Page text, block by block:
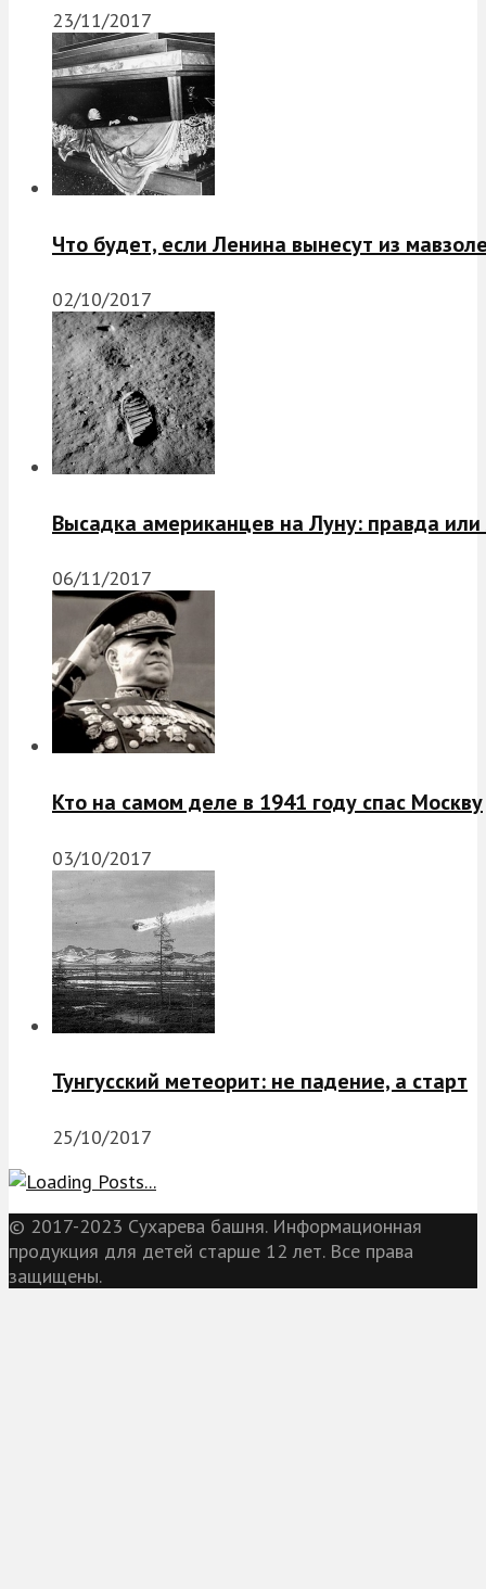
23/11/2017
Что будет, если Ленина вынесут из
02/10/2017
Высадка американцев на Луну: правда
06/11/2017
Кто на самом деле в 1941 году спас Москву
03/10/2017
Тунгусский метеорит: не падение, а старт
25/10/2017
© 2017-2023 Сухарева башня. Информационная
продукция для детей старше 12 лет. Все права
защищены.